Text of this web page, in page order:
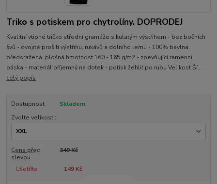
Triko s potiskem pro chytrolíny. DOPRODEJ
Kvalitní vtipné tričko střední gramáže s kulatým výstřihem - bez bočních
švů - dvojité prošití výstřihu, rukávů a dolního lemu - 100% bavlna,
předsražená, plošná hmotnost 160 - 165 g/m2 - zpevňující ramenní
páska - materiál příjemný na dotek - potisk žehlit po rubu Velikost Ší...
celý popis
Dostupnost
Skladem
Zvolte velikost :
Cena před
slevou
349 Kč
Ušetříte 149 Kč